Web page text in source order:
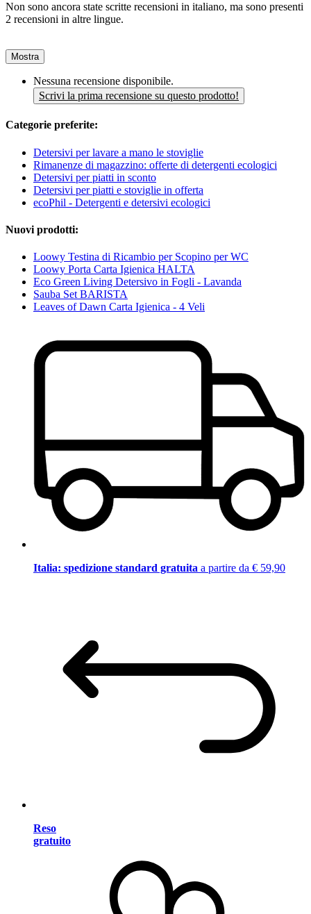
Non sono ancora state scritte recensioni in italiano, ma sono presenti
2 recensioni in altre lingue.
Mostra
Nessuna recensione disponibile.
Scrivi la prima recensione su questo prodotto!
Categorie preferite:
Detersivi per lavare a mano le stoviglie
Rimanenze di magazzino: offerte di detergenti ecologici
Detersivi per piatti in sconto
Detersivi per piatti e stoviglie in offerta
ecoPhil - Detergenti e detersivi ecologici
Nuovi prodotti:
Loowy Testina di Ricambio per Scopino per WC
Loowy Porta Carta Igienica HALTA
Eco Green Living Detersivo in Fogli - Lavanda
Sauba Set BARISTA
Leaves of Dawn Carta Igienica - 4 Veli
Italia: spedizione standard gratuita a partire da € 59,90
Reso
gratuito